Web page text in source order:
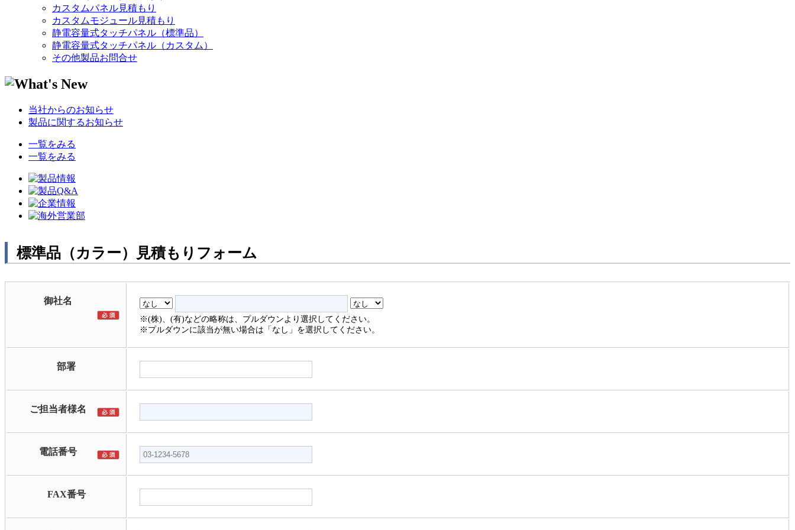
カスタムパネル見積もり
カスタムモジュール見積もり
静電容量式タッチパネル（標準品）
静電容量式タッチパネル（カスタム）
その他製品お問合せ
当社からのお知らせ
製品に関するお知らせ
一覧をみる
一覧をみる
標準品（カラー）見積もりフォーム
御社名
※(株)、(有)などの略称は、プルダウンより選択してください。
※プルダウンに該当が無い場合は「なし」を選択してください。
部署
ご担当者様名
電話番号
FAX番号